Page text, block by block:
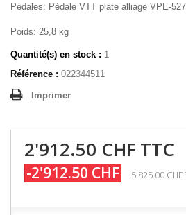
Pédales: Pédale VTT plate alliage VPE-527
Poids: 25,8 kg
Quantité(s) en stock : 1
Référence : 022344511
Imprimer
2'912.50 CHF TTC
-2'912.50 CHF 5'825.00 CHF